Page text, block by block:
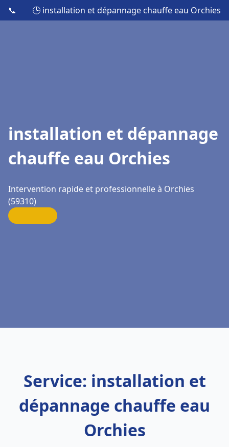
📞 🕒 installation et dépannage chauffe eau Orchies
installation et dépannage
chauffe eau Orchies
Intervention rapide et professionnelle à Orchies
(59310)
Service: installation et
dépannage chauffe eau
Orchies